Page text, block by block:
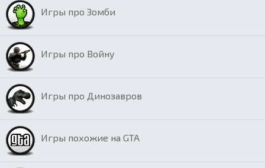
Игры про Зомби
Игры про Войну
Игры про Динозавров
Игры похожие на GTA